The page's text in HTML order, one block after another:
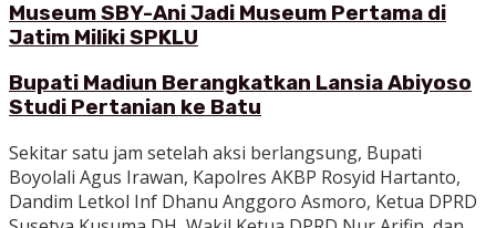
Museum SBY-Ani Jadi Museum Pertama di
Jatim Miliki SPKLU
Bupati Madiun Berangkatkan Lansia Abiyoso
Studi Pertanian ke Batu
Sekitar satu jam setelah aksi berlangsung, Bupati
Boyolali Agus Irawan, Kapolres AKBP Rosyid Hartanto,
Dandim Letkol Inf Dhanu Anggoro Asmoro, Ketua DPRD